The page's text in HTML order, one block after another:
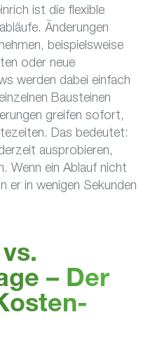
ist die flexible
Änderungen
beispielsweise
oder neue
werden dabei einfach
Bausteinen
greifen sofort,
Das bedeutet:
ausprobieren,
Wenn ein Ablauf nicht
er in wenigen Sekunden
– Der